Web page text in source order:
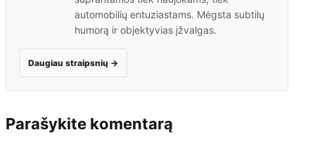
automobilių entuziastams. Mėgsta subtilų
humorą ir objektyvias įžvalgas.
Daugiau straipsnių →
Parašykite komentarą